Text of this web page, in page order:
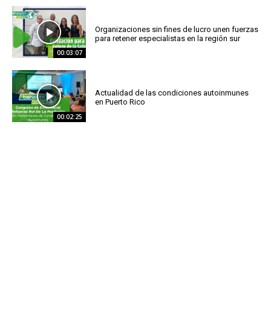
00:03:07
Organizaciones sin fines de lucro unen fuerzas
para retener especialistas en la región sur
00:02:25
Actualidad de las condiciones autoinmunes
en Puerto Rico